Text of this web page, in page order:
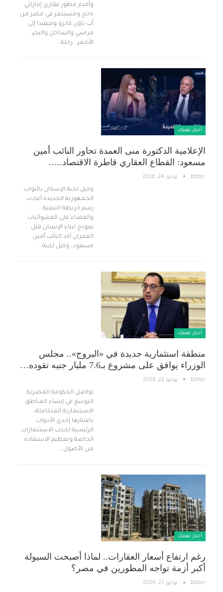
وأقدم مطور عقاري إماراتي
ناجح ومستثمر في مصر من
أب تاون كايرو وميفيدا إلى
مراسي والساحل والبحر
الأحمر.. رحلة…
أخبار تهمك
الإعلامية الدكتورة منى العمدة تحاور النائب أمين
مسعود: القطاع العقاري قاطرة الاقتصاد..…
Editor يوليو 24, 2026
وكيل لجنة الإسكان بالنواب:
الجمهورية الجديدة أعادت
رسم خريطة التنمية..
والقضاء على العشوائيات
نموذج لبناء الإنسان قبل
العمران أكد النائب أمين
مسعود، وكيل لجنة…
أخبار تهمك
منطقة استثمارية جديدة في «البروج».. مجلس
الوزراء يوافق على مشروع بـ7.6 مليار جنيه تقوده…
Editor يوليو 22, 2026
تواصل الحكومة المصرية
التوسع في إنشاء المناطق
الاستثمارية المتكاملة،
باعتبارها إحدى الأدوات
الرئيسية لجذب الاستثمارات
الخاصة وتعظيم الاستفادة
من الأصول…
أخبار تهمك
رغم ارتفاع أسعار العقارات.. لماذا أصبحت السيولة
أكبر أزمة تواجه المطورين في مصر؟
Editor يوليو 22, 2026